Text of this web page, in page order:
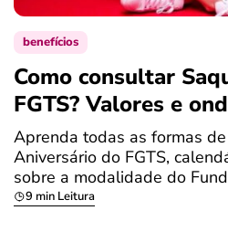
benefícios
Como consultar
FGTS? Valores e
Aprenda todas as formas
Aniversário do FGTS,
sobre a modalidade do
9 min Leitura